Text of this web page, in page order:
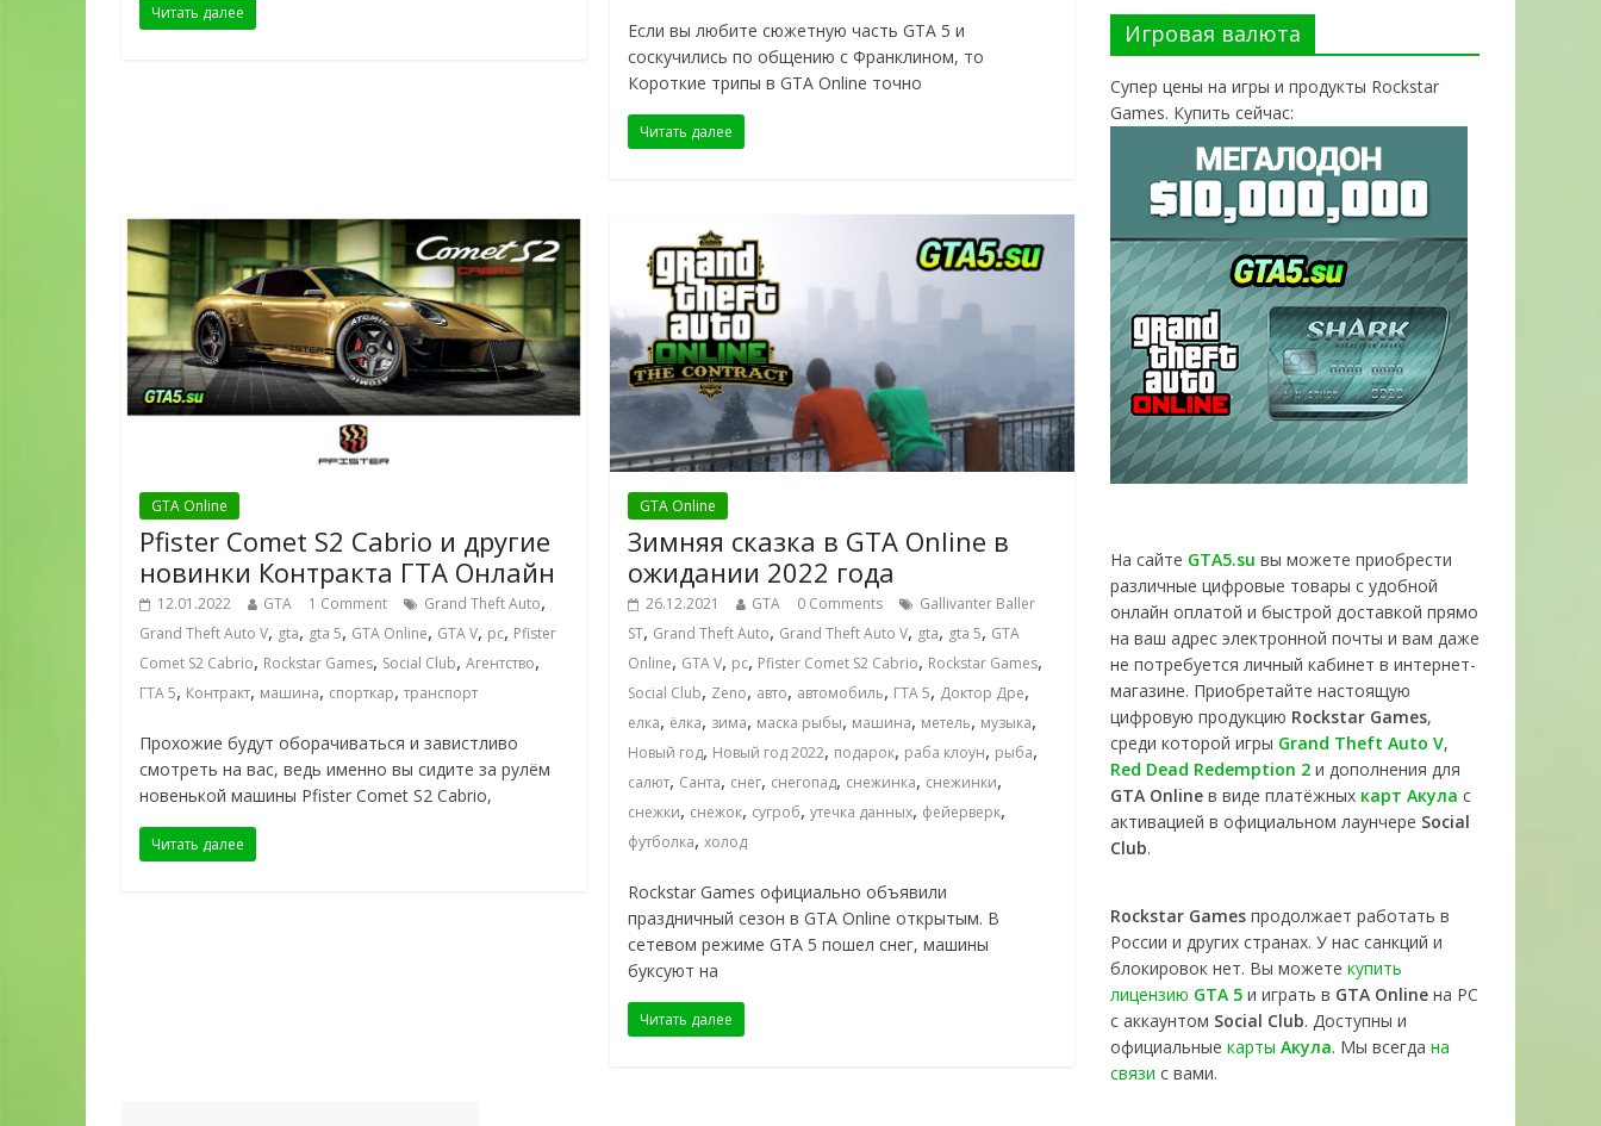
Читать далее
Если вы любите сюжетную часть GTA 5 и
соскучились по общению с Франклином, то
Короткие трипы в GTA Online точно
Читать далее
GTA Online
Pfister Comet S2 Cabrio и другие
новинки Контракта ГТА Онлайн
12.01.2022 GTA 1 Comment Grand Theft Auto,
Grand Theft Auto V, gta, gta 5, GTA Online, GTA V, pc, Pfister
Comet S2 Cabrio, Rockstar Games, Social Club, Агентство,
ГТА 5, Контракт, машина, спорткар, транспорт
Прохожие будут оборачиваться и завистливо
смотреть на вас, ведь именно вы сидите за рулём
новенькой машины Pfister Comet S2 Cabrio,
Читать далее
GTA Online
Зимняя сказка в GTA Online в
ожидании 2022 года
26.12.2021 GTA 0 Comments
Gallivanter Baller
ST, Grand Theft Auto, Grand Theft Auto V, gta, gta 5, GTA
Online, GTA V, pc, Pfister Comet S2 Cabrio, Rockstar Games,
Social Club, Zeno, авто, автомобиль, ГТА 5, Доктор Дре,
елка, ёлка, зима, маска рыбы, машина, метель, музыка,
Новый год, Новый год 2022, подарок, раба клоун, рыба,
салют, Санта, снег, снегопад, снежинка, снежинки,
снежки, снежок, сугроб,утечка данных, фейерверк,
футболка,холод
Rockstar Games официально объявили
праздничный сезон в GTA Online открытым. В
сетевом режиме GTA 5 пошел снег, машины
буксуют на
Читать далее
Игровая валюта
Супер цены на игры и продукты Rockstar
Games. Купить сейчас:
На сайте GTA5.su вы можете приобрести
различные цифровые товары с удобной
онлайн оплатой и быстрой доставкой прямо
на ваш адрес электронной почты и вам даже
не потребуется личный кабинет в интернет-
магазине. Приобретайте настоящую
цифровую продукцию Rockstar Games,
среди которой игры Grand Theft Auto V,
Red Dead Redemption 2 и дополнения для
GTA Online в виде платёжных карт Акула с
активацией в официальном лаунчере Social
Club.
Rockstar Games продолжает работать в
России и других странах. У нас санкций и
блокировок нет. Вы можете купить
лицензию GTA 5 и играть в GTA Online на PC
с аккаунтом Social Club. Доступны и
официальные карты Акула. Мы всегда на
связи с вами.